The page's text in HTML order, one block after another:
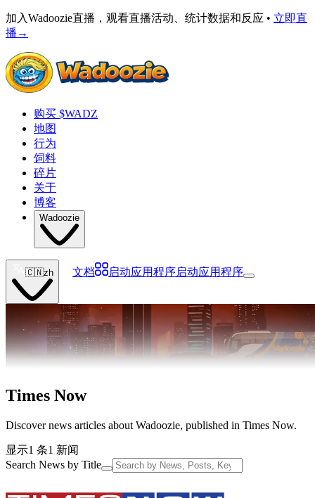
加入Wadoozie直播，观看直播活动、统计数据和反应 • 立即直
播 →
购买 $WADZ
地图
行为
饲料
碎片
关于
博客
Wadoozie
🇨🇳zh 文档 启动应用程序启动应用程序
Times Now
Discover news articles about Wadoozie, published in Times Now.
显示1 条1 新闻
Search News by Title